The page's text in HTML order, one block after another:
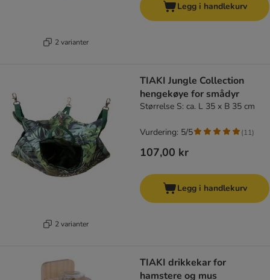
2 varianter
Legg i handlekurv
2 varianter
TIAKI Jungle Collection
hengekøye for smådyr
Størrelse S: ca. L 35 x B 35 cm
107,00 kr
Vurdering: 5/5 (11)
Legg i handlekurv
TIAKI drikkekar for
hamstere og mus